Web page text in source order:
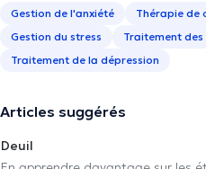
Gestion de l'anxiété Thérapie de
Gestion du stress
Traitement
Traitement de la dépression
Articles suggérés
Deuil